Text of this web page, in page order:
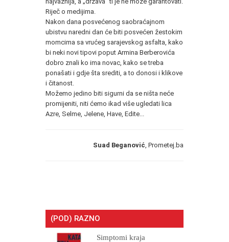
Riječ o medijima.
Nakon dana posvećenog saobraćajnom
ubistvu naredni dan će biti posvećen žestokim
momcima sa vrućeg sarajevskog asfalta, kako
bi neki novi tipovi poput Armina Berberovića
dobro znali ko ima novac, kako se treba
ponašati i gdje šta srediti, a to donosi i klikove
i čitanost.
Možemo jedino biti sigurni da se ništa neće
promijeniti, niti ćemo ikad više ugledati lica
Azre, Selme, Jelene, Have, Edite...
Suad Beganović , Prometej.ba
(POD) RAZNO
Simptomi kraja